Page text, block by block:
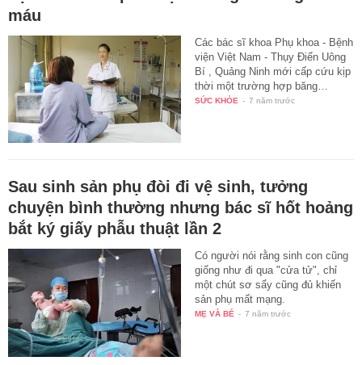
máu
Các bác sĩ khoa Phụ khoa - Bệnh
viện Việt Nam - Thụy Điển Uông
Bí , Quảng Ninh mới cấp cứu kịp
thời một trường hợp băng…
SỨC KHỎE - 7 năm trước
Sau sinh sản phụ đòi đi vệ sinh, tưởng
chuyện bình thường nhưng bác sĩ hốt hoảng
bắt ký giấy phẫu thuật lần 2
Có người nói rằng sinh con cũng
giống như đi qua "cửa tử", chỉ
một chút sơ sẩy cũng đủ khiến
sản phụ mất mạng.
MẸ VÀ BÉ - 7 năm trước